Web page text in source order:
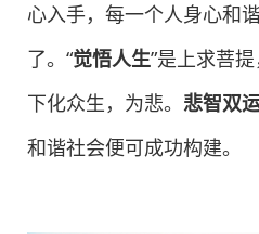
心入手，每一个人身心和
了。“觉悟人生”是上求菩
下化众生，为悲。 悲智双
和谐社会便可成功构建。